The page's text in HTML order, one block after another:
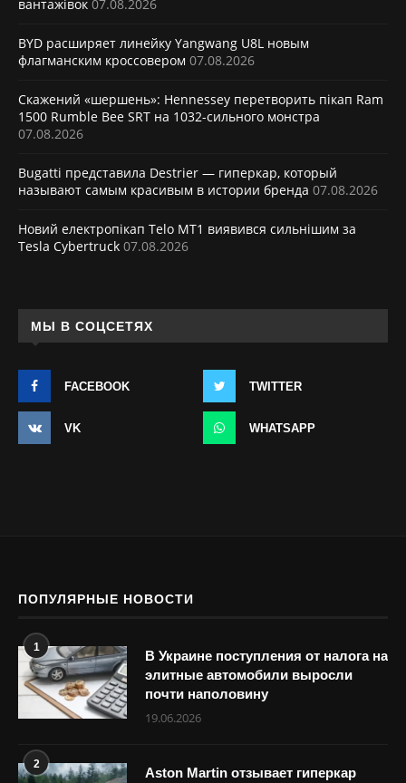
вантажівок 07.08.2026
BYD расширяет линейку Yangwang U8L новым
флагманским кроссовером 07.08.2026
Скажений «шершень»: Hennessey перетворить пікап Ram
1500 Rumble Bee SRT на 1032-сильного монстра
07.08.2026
Bugatti представила Destrier — гиперкар, который
называют самым красивым в истории бренда 07.08.2026
Новий електропікап Telo MT1 виявився сильнішим за
Tesla Cybertruck 07.08.2026
МЫ В СОЦСЕТЯХ
FACEBOOK TWITTER
VK WHATSAPP
ПОПУЛЯРНЫЕ НОВОСТИ
1
В Украине поступления от налога на
элитные автомобили выросли
почти наполовину
19.06.2026
2
Aston Martin отзывает гиперкар